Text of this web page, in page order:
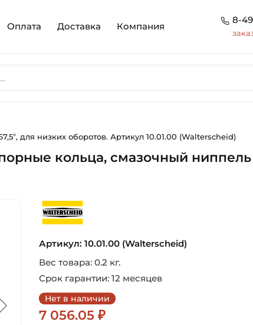
Оплата Доставка Компания
8-
для низких оборотов. Артикул 10.01.00 (Walterscheid)
кольца, смазочный ниппель
Артикул: 10.01.00 (Walterscheid)
Вес товара: 0.2 кг.
Срок гарантии: 12 месяцев
Нет в наличии
7 056.05 ₽